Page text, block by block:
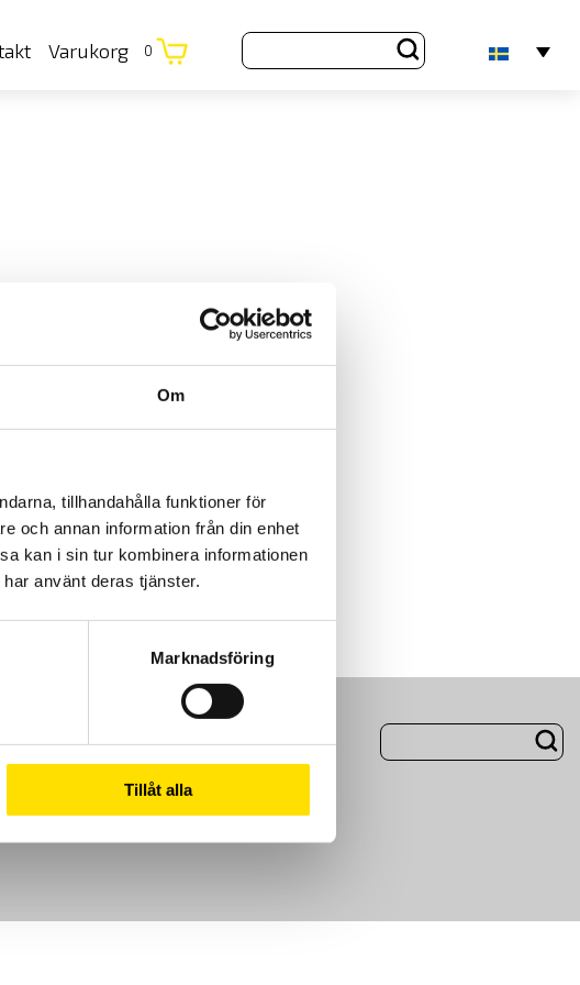
Om
tillhandahålla funktioner för
och annan information från din enhet
kan i sin tur kombinera informationen
använt deras tjänster.
Marknadsföring
Tillåt alla
Varukorg 0